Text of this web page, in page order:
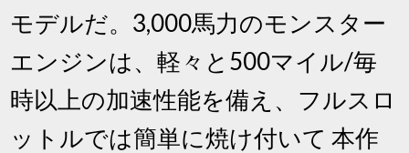
モデルだ。3,000馬力のモンスター
エンジンは、軽々と500マイル/毎
時以上の加速性能を備え、フルスロ
ットルでは簡単に焼け付いて 本作